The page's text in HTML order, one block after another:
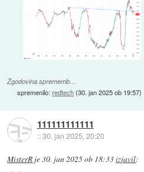
Zgodovina sprememb…
spremenilo:redtech(30. jan 2025 ob 19:57)
111111111111
::30. jan 2025, 20:20
MisterR je30. jan 2025 ob 18:33izjavil: